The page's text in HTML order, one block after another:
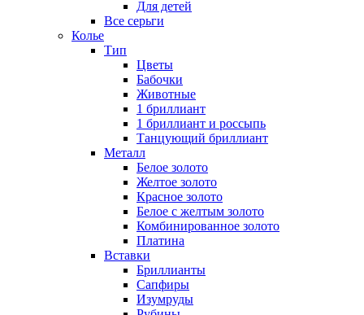
Для детей
Все серьги
Колье
Тип
Цветы
Бабочки
Животные
1 бриллиант
1 бриллиант и россыпь
Танцующий бриллиант
Металл
Белое золото
Желтое золото
Красное золото
Белое с желтым золото
Комбинированное золото
Платина
Вставки
Бриллианты
Сапфиры
Изумруды